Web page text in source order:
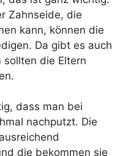
Zahnseide, die
kann, können die
Da gibt es auch
die Eltern
dass man bei
nachputzt. Die
die bekommen sie